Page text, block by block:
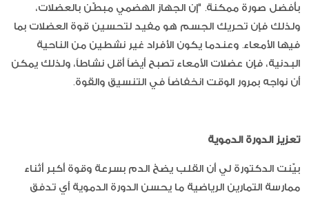
بأفضل صورة ممكنة. "إن الجهاز الهضمي مبطّن بالعضلات،
ولذلك فإن تحريك الجسم هو مفيد لتحسين قوة العضلات بما
فيها الأمعاء. وعندما يكون الأفراد غير نشطين من الناحية
البدنية، فإن عضلات الأمعاء تصبح أيضاً أقل نشاطاً، ولذلك يمكن
أن نواجه بمرور الوقت انخفاضاً في التنسيق والقوة.
تعزيز الدورة الدموية
بيّنت الدكتورة لي أن القلب يضخ الدم بسرعة وقوة أكبر أثناء
ممارسة التمارين الرياضية ما يحسن الدورة الدموية أي تدفق